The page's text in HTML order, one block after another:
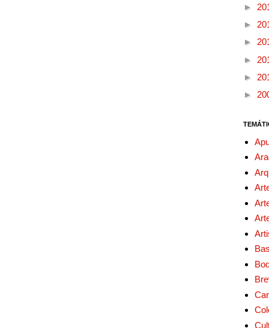
►
►
►
►
►
►